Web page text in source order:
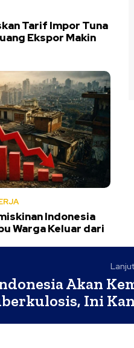
Tarif Impor Tuna
Ekspor Makin
Indonesia
Warga Keluar dari
Lanjut
Akan
Ini